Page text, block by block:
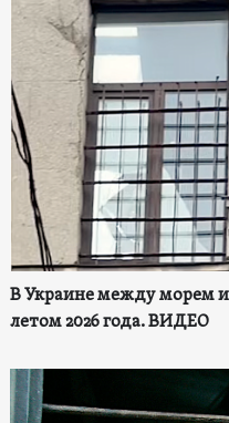
В Украине между морем
летом 2026 года. ВИДЕО